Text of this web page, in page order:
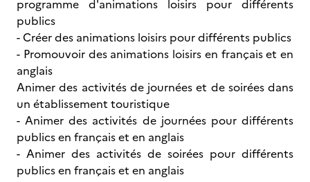
programme d'animations loisirs pour différents
publics
- Créer des animations loisirs pour différents publics
- Promouvoir des animations loisirs en français et en
anglais
Animer des activités de journées et de soirées dans
un établissement touristique
- Animer des activités de journées pour différents
publics en français et en anglais
- Animer des activités de soirées pour différents
publics en français et en anglais